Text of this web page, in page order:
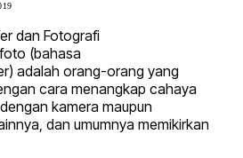
dan Fotografi
(bahasa
adalah orang-orang yang
cara menangkap cahaya
kamera maupun
dan umumnya memikirkan